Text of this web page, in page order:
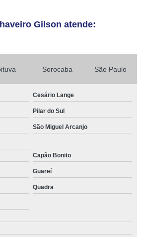
Gilson atende:
Sorocaba São Paulo
Cesário Lange
Pilar do Sul
São Miguel Arcanjo
Capão Bonito
Guareí
Quadra